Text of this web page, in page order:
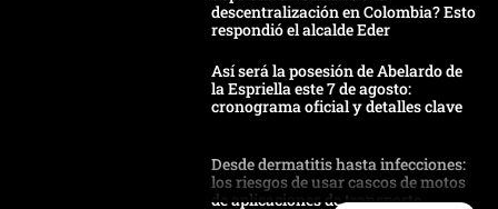
descentralización en Colombia? Esto
respondió el alcalde Eder
Así será la posesión de Abelardo de
la Espriella este 7 de agosto:
cronograma oficial y detalles clave
Desde dermatitis hasta infecciones:
los riesgos de usar cascos de motos
de aplicaciones de transporte